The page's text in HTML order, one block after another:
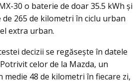
30 o baterie de doar 35.5 kWh și
265 de kilometri în ciclu urban
extra urban.
decizii se regăsește în datele
celor de la Mazda, un
medie 48 de kilometri în fiecare zi,